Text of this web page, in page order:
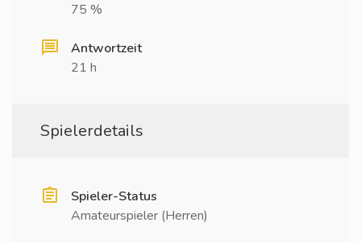
75 %
Antwortzeit
21 h
Spielerdetails
Spieler-Status
Amateurspieler (Herren)